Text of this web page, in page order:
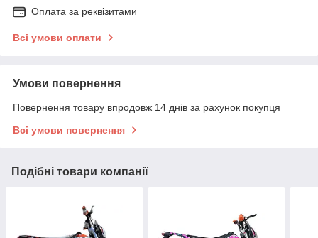
Оплата за реквізитами
Всі умови оплати
Умови повернення
Повернення товару впродовж 14 днів за рахунок покупця
Всі умови повернення
Подібні товари компанії